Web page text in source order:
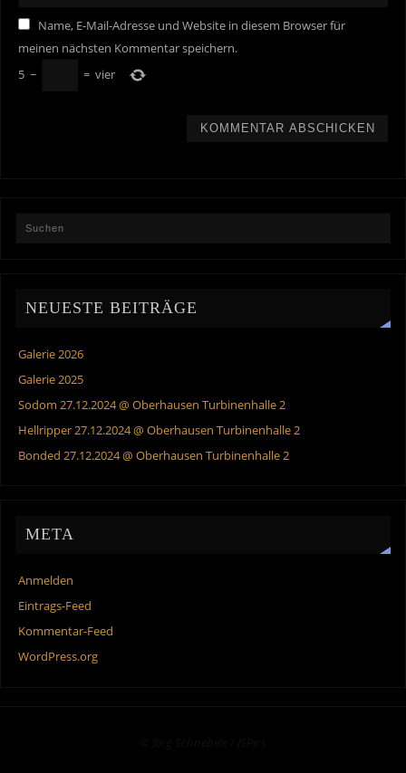
Name, E-Mail-Adresse und Website in diesem Browser für
meinen nächsten Kommentar speichern.
5 − = vier
NEUESTE BEITRÄGE
Galerie 2026
Galerie 2025
Sodom 27.12.2024 @ Oberhausen Turbinenhalle 2
Hellripper 27.12.2024 @ Oberhausen Turbinenhalle 2
Bonded 27.12.2024 @ Oberhausen Turbinenhalle 2
META
Anmelden
Eintrags-Feed
Kommentar-Feed
WordPress.org